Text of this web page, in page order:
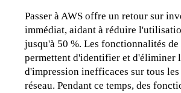
Passer à AWS offre un retour sur
immédiat, aidant à réduire
jusqu'à 50 %. Les fonctionnalités
permettent d'identifier et d'éliminer
d'impression inefficaces sur tous
réseau. Pendant ce temps, des